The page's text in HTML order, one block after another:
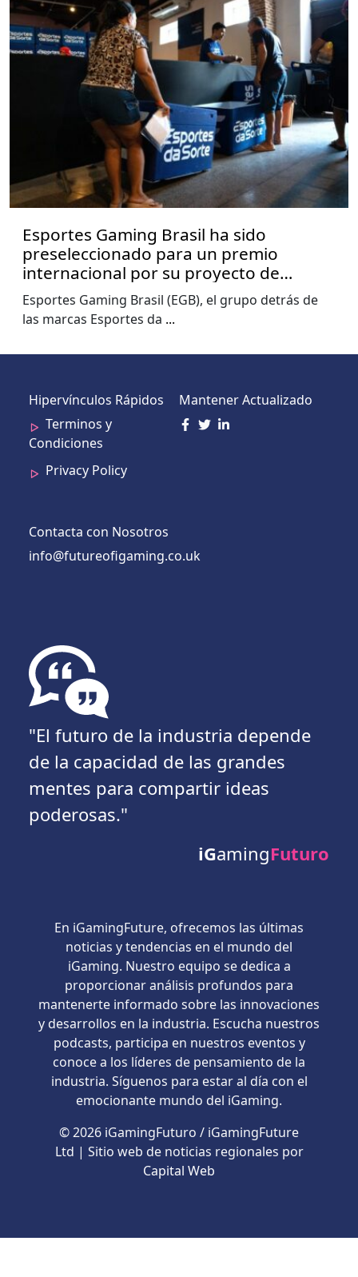
Esportes Gaming Brasil ha sido
preseleccionado para un premio
internacional por su proyecto de
impacto social en el carnaval.
Esportes Gaming Brasil (EGB), el grupo detrás de
las marcas Esportes da ...
Hipervínculos Rápidos
Terminos y
Condiciones
Privacy Policy
Mantener Actualizado
Contacta con Nosotros
info@futureofigaming.co.uk
"El futuro de la industria depende
de la capacidad de las grandes
mentes para compartir ideas
poderosas."
iGamingFuturo
En iGamingFuture, ofrecemos las últimas
noticias y tendencias en el mundo del
iGaming. Nuestro equipo se dedica a
proporcionar análisis profundos para
mantenerte informado sobre las innovaciones
y desarrollos en la industria. Escucha nuestros
podcasts, participa en nuestros eventos y
conoce a los líderes de pensamiento de la
industria. Síguenos para estar al día con el
emocionante mundo del iGaming.
© 2026 iGamingFuturo / iGamingFuture
Ltd | Sitio web de noticias regionales por
Capital Web